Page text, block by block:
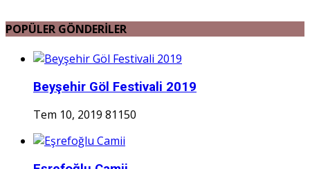
POPÜLER GÖNDERİLER
Beyşehir Göl Festivali 2019
Tem 10, 2019 81150